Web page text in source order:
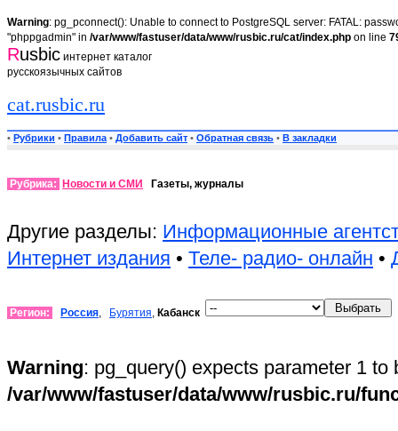
Warning: pg_pconnect(): Unable to connect to PostgreSQL server: FATAL:
"phppgadmin" in /var/www/fastuser/data/www/rusbic.ru/cat/index.php on line
Rusbic интернет каталог
русскоязычных сайтов
cat.rusbic.ru
• Рубрики • Правила • Добавить сайт • Обратная связь • В закладки
Рубрика: Новости и СМИ Газеты, журналы
Другие разделы: Информационные
Интернет издания • Теле- радио- онлайн •
Регион: Россия, Бурятия, Кабанск
Warning: pg_query() expects parameter 1
/var/www/fastuser/data/www/rusbic.ru/